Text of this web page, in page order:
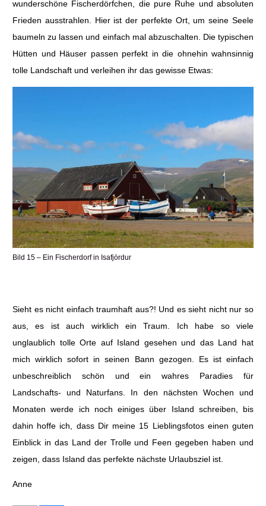
wunderschöne Fischerdörfchen, die pure Ruhe und absoluten
Frieden ausstrahlen. Hier ist der perfekte Ort, um seine Seele
baumeln zu lassen und einfach mal abzuschalten. Die typischen
Hütten und Häuser passen perfekt in die ohnehin wahnsinnig
tolle Landschaft und verleihen ihr das gewisse Etwas:
Bild 15 – Ein Fischerdorf in Isafjördur
Sieht es nicht einfach traumhaft aus?! Und es sieht nicht nur so
aus, es ist auch wirklich ein Traum. Ich habe so viele
unglaublich tolle Orte auf Island gesehen und das Land hat
mich wirklich sofort in seinen Bann gezogen. Es ist einfach
unbeschreiblich schön und ein wahres Paradies für
Landschafts- und Naturfans. In den nächsten Wochen und
Monaten werde ich noch einiges über Island schreiben, bis
dahin hoffe ich, dass Dir meine 15 Lieblingsfotos einen guten
Einblick in das Land der Trolle und Feen gegeben haben und
zeigen, dass Island das perfekte nächste Urlaubsziel ist.
Anne